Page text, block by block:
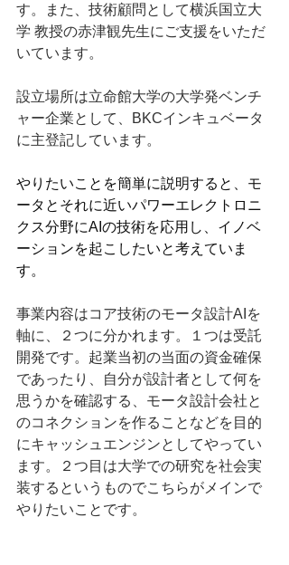
す。また、技術顧問として横浜国立大
学 教授の赤津観先生にご支援をいただ
いています。
設立場所は立命館大学の大学発ベンチ
ャー企業として、BKCインキュベータ
に主登記しています。
やりたいことを簡単に説明すると、モ
ータとそれに近いパワーエレクトロニ
クス分野にAIの技術を応用し、イノベ
ーションを起こしたいと考えていま
す。
事業内容はコア技術のモータ設計AIを
軸に、２つに分かれます。１つは受託
開発です。起業当初の当面の資金確保
であったり、自分が設計者として何を
思うかを確認する、モータ設計会社と
のコネクションを作ることなどを目的
にキャッシュエンジンとしてやってい
ます。２つ目は大学での研究を社会実
装するというものでこちらがメインで
やりたいことです。